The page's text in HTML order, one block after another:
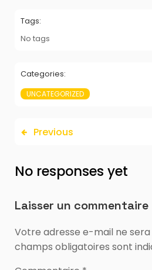
Tags:
No tags
Categories:
UNCATEGORIZED
Previous
No responses yet
Laisser un commentaire
Votre adresse e-mail ne sera
champs obligatoires sont